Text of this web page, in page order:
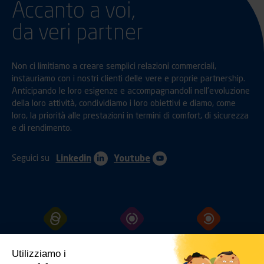
Utilizziamo i
Accanto a voi,
da veri partner
Non ci limitiamo a creare semplici relazioni commerciali,
instauriamo con i nostri clienti delle vere e proprie partnership.
Anticipando le loro esigenze e accompagnandoli nell’evoluzione
della loro attività, condividiamo i loro obiettivi e diamo, come
loro, la priorità alle prestazioni in termini di comfort, di sicurezza
e di rendimento.
Seguici su Linkedin Youtube